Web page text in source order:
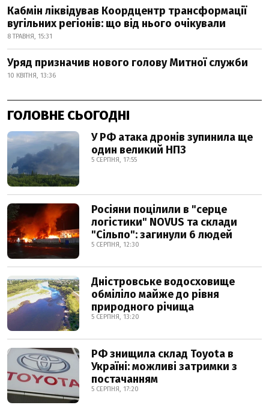
Кабмін ліквідував Коордцентр трансформації
вугільних регіонів: що від нього очікували
8 ТРАВНЯ, 15:31
Уряд призначив нового голову Митної служби
10 КВІТНЯ, 13:36
ГОЛОВНЕ СЬОГОДНІ
У РФ атака дронів зупинила ще
один великий НПЗ
5 СЕРПНЯ, 17:55
Росіяни поцілили в "серце
логістики" NOVUS та склади
"Сільпо": загинули 6 людей
5 СЕРПНЯ, 12:30
Дністровське водосховище
обміліло майже до рівня
природного річища
5 СЕРПНЯ, 13:20
РФ знищила склад Toyota в
Україні: можливі затримки з
постачанням
5 СЕРПНЯ, 17:20